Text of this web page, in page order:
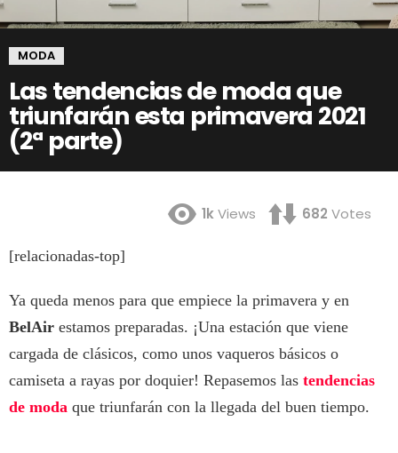
MODA
Las tendencias de moda que
triunfarán esta primavera 2021
(2ª parte)
1kViews 682 Votes
[relacionadas-top]
Ya queda menos para que empiece la primavera y en
BelAir estamos preparadas. ¡Una estación que viene
cargada de clásicos, como unos vaqueros básicos o
camiseta a rayas por doquier! Repasemos las tendencias
de moda que triunfarán con la llegada del buen tiempo.